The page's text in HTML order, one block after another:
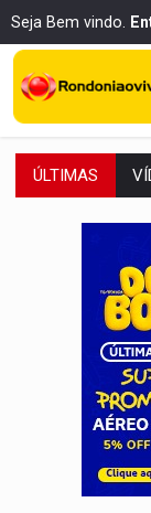
Seja Bem vindo.
ÚLTIMAS
A